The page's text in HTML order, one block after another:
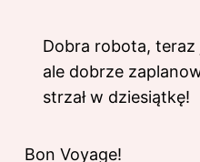
Dobra robota, teraz
ale dobrze
strzał w dziesiątkę!
Bon Voyage!